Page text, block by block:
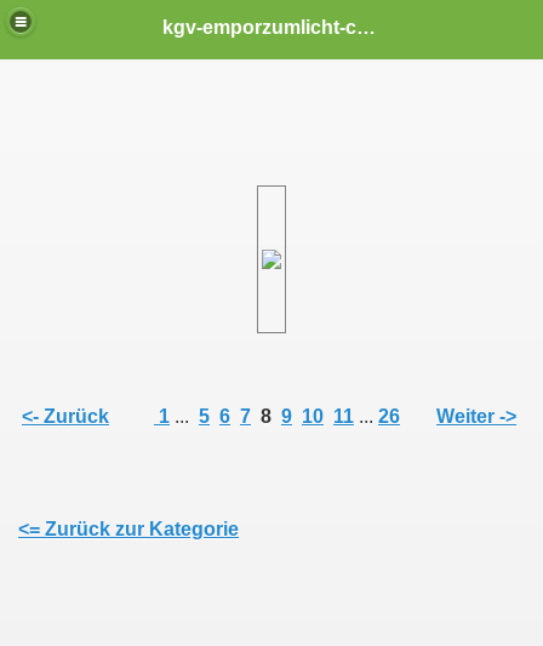
kgv-emporzumlicht-chemnitz
<- Zurück 1 ... 5 6 7 8 9 10 11 ... 26 Weiter ->
<= Zurück zur Kategorie